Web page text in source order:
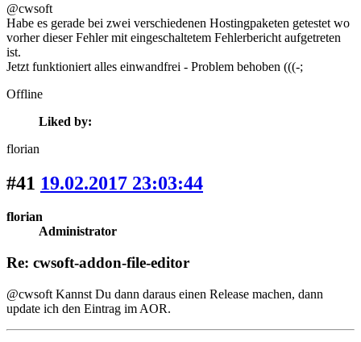
@cwsoft
Habe es gerade bei zwei verschiedenen Hostingpaketen getestet wo
vorher dieser Fehler mit eingeschaltetem Fehlerbericht aufgetreten
ist.
Jetzt funktioniert alles einwandfrei - Problem behoben (((-;
Offline
Liked by:
florian
#41 19.02.2017 23:03:44
florian
Administrator
Re: cwsoft-addon-file-editor
@cwsoft Kannst Du dann daraus einen Release machen, dann
update ich den Eintrag im AOR.